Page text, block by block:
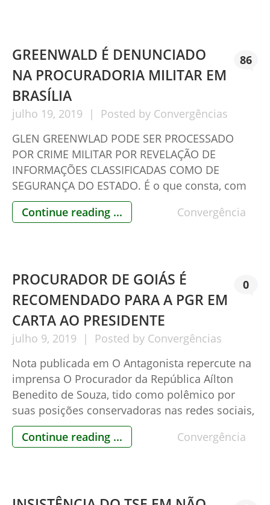
GREENWALD É DENUNCIADO
NA PROCURADORIA MILITAR EM
BRASÍLIA
julho 19, 2019 Posted by Convergências
86
GLEN GREENWLAD PODE SER PROCESSADO
POR CRIME MILITAR POR REVELAÇÃO DE
INFORMAÇÕES CLASSIFICADAS COMO DE
SEGURANÇA DO ESTADO. É o que consta, com
muitas provas, na denúncia crime proposta
pelo advogado Mário Barbosa Villas Boas,
entre um Procurador […]
Continue reading ... Convergência
PROCURADOR DE GOIÁS É
RECOMENDADO PARA A PGR EM
CARTA AO PRESIDENTE
julho 9, 2019 Posted by Convergências
0
Nota publicada em O Antagonista repercute na
imprensa O Procurador da República Aílton
Benedito de Souza, tido como polêmico por
suas posições conservadoras nas redes sociais,
foi indicado por 112 movimentos, entidades
associativas e ativistas civis para que seja o
Continue reading ... Convergência